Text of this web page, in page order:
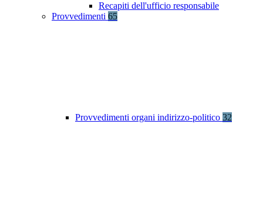
Recapiti dell'ufficio responsabile
Provvedimenti 65
Provvedimenti organi indirizzo-politico 32